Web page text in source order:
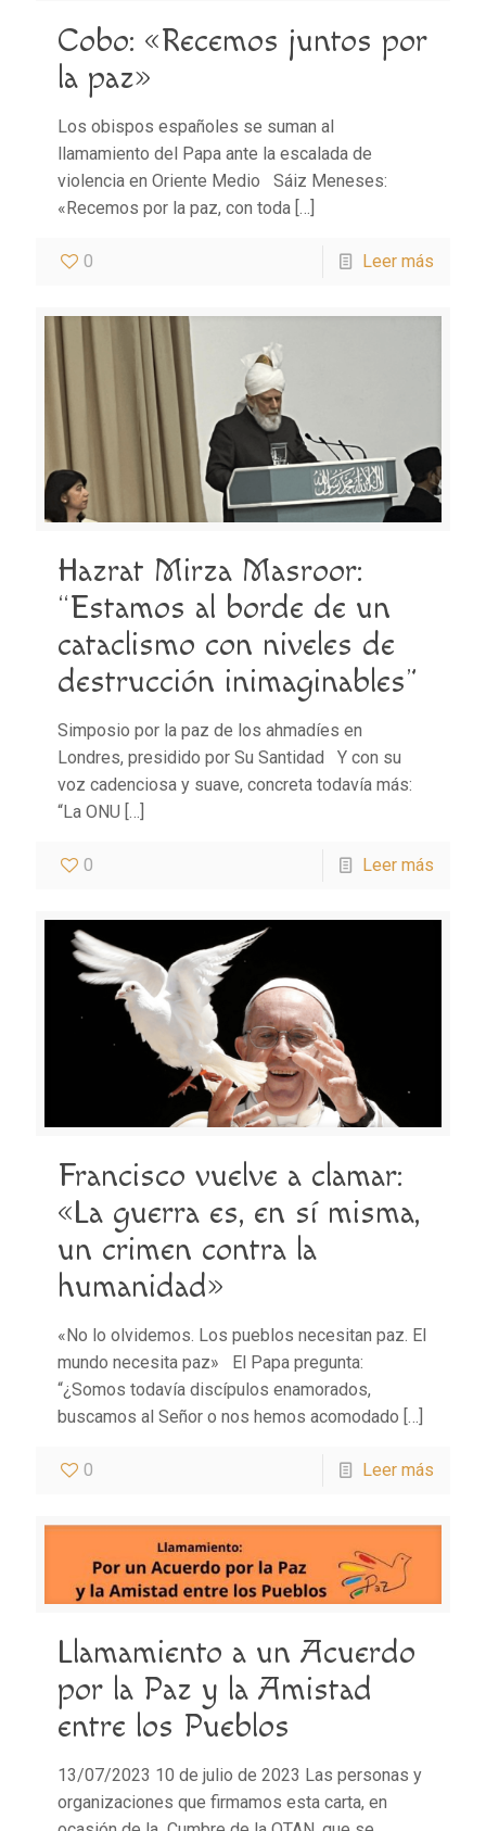
Cobo: «Recemos juntos por
la paz»
Los obispos españoles se suman al
llamamiento del Papa ante la escalada de
violencia en Oriente Medio Sáiz Meneses:
«Recemos por la paz, con toda […]
0 Leer más
Hazrat Mirza Masroor:
“Estamos al borde de un
cataclismo con niveles de
destrucción inimaginables”
Simposio por la paz de los ahmadíes en
Londres, presidido por Su Santidad Y con su
voz cadenciosa y suave, concreta todavía más:
“La ONU […]
0 Leer más
Francisco vuelve a clamar:
«La guerra es, en sí misma,
un crimen contra la
humanidad»
«No lo olvidemos. Los pueblos necesitan paz. El
mundo necesita paz» El Papa pregunta:
“¿Somos todavía discípulos enamorados,
buscamos al Señor o nos hemos acomodado […]
0 Leer más
Llamamiento a un Acuerdo
por la Paz y la Amistad
entre los Pueblos
13/07/2023 10 de julio de 2023 Las personas y
organizaciones que firmamos esta carta, en